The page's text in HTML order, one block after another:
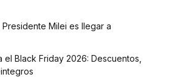
Milei es llegar a
Black Friday 2026: Descuentos,